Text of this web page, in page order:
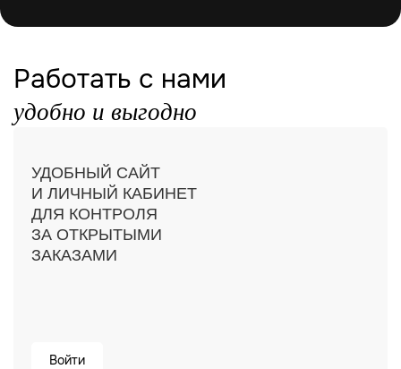
Работать с нами
удобно и выгодно
УДОБНЫЙ САЙТ
И ЛИЧНЫЙ КАБИНЕТ
ДЛЯ КОНТРОЛЯ
ЗА ОТКРЫТЫМИ
ЗАКАЗАМИ
Войти